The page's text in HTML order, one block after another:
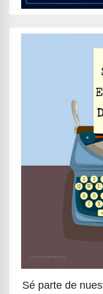
Sé parte de